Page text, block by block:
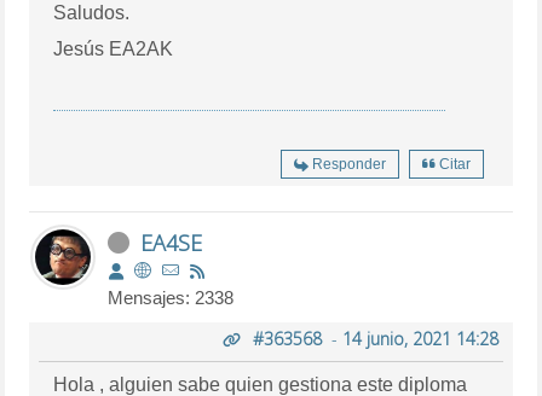
Saludos.
Jesús EA2AK
Responder Citar
EA4SE
Mensajes: 2338
#363568- 14 junio, 2021 14:28
Hola , alguien sabe quien gestiona este diploma